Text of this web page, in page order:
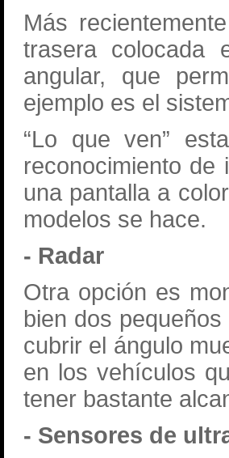
Más
trasera colocada
angular, que
ejemplo es el
“Lo que ven”
reconocimiento de
una pantalla a
modelos se hace.
- Radar
Otra opción es
bien dos
cubrir el ángulo
en los vehículos
tener bastante
- Sensores de